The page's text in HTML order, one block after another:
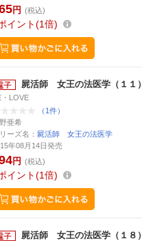
円 (税込)
イント 1倍
屍活師 女王の法医学（１１）
・LOVE
（1件）
亜希
ーズ名： 屍活師 女王の法医学
年08月14日発売
円 (税込)
イント 1倍
屍活師 女王の法医学（１８）